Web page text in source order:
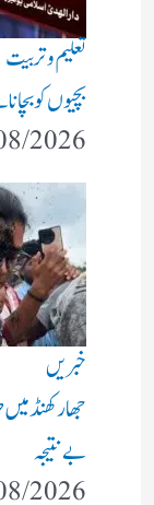
تعلیم و تربیت
بچیوں کو
2026
خبریں
جھارکھنڈ
بے نتیجہ
2026